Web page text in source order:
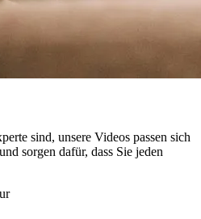
sind, unsere Videos passen sich
sorgen dafür, dass Sie jeden